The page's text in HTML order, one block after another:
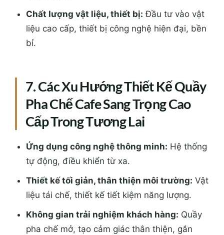
Chất lượng vật liệu, thiết bị: Đầu tư vào vật
liệu cao cấp, thiết bị công nghệ hiện đại, bền
bỉ.
7. Các Xu Hướng Thiết Kế Quầy
Pha Chế Cafe Sang Trọng Cao
Cấp Trong Tương Lai
Ứng dụng công nghệ thông minh: Hệ thống
tự động, điều khiển từ xa.
Thiết kế tối giản, thân thiện môi trường: Vật
liệu tái chế, thiết kế tiết kiệm năng lượng.
Không gian trải nghiệm khách hàng: Quầy
pha chế mở, tạo cảm giác thân thiện, gắn